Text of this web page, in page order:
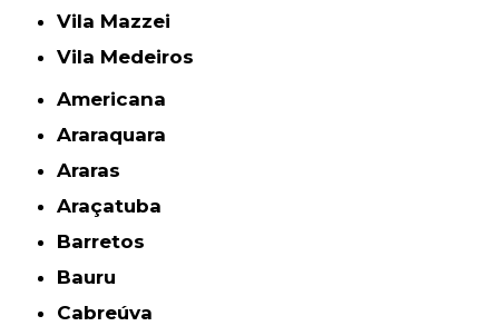
Vila Mazzei
Vila Medeiros
Americana
Araraquara
Araras
Araçatuba
Barretos
Bauru
Cabreúva